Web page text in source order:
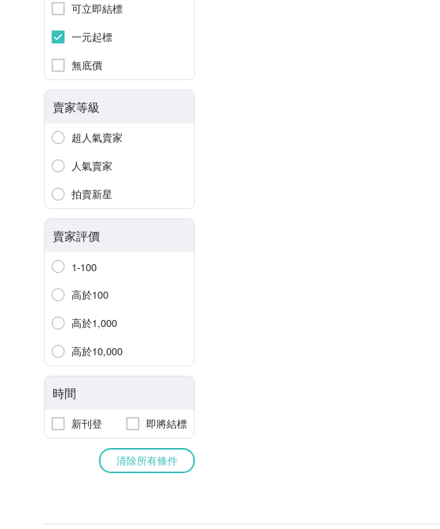
可立即結標
一元起標
無底價
賣家等級
超人氣賣家
人氣賣家
拍賣新星
賣家評價
1-100
高於100
高於1,000
高於10,000
時間
新刊登 即將結標
清除所有條件